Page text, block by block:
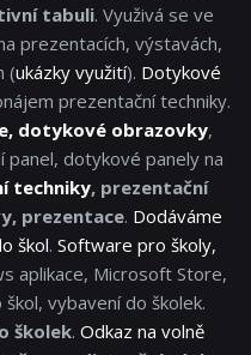
tabuli. Využivá se ve
prezentacích, výstavách,
(ukázky využití). Dotykové
prezentační techniky.
dotykové obrazovky,
dotykové panely na
techniky, prezentační
prezentace. Dodáváme
škol. Software pro školy,
aplikace, Microsoft Store,
vybavení do školek.
školek. Odkaz na volně